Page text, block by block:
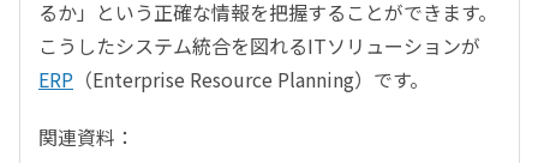
るか」という正確な情報を把握することができます。
こうしたシステム統合を図れるITソリューションが
ERP （Enterprise Resource Planning）です。
関連資料：